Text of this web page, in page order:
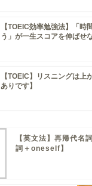
【TOEIC効率勉強法】「時
う」が一生スコアを伸ばせ
【TOEIC】リスニングは上
ありです】
【英文法】再帰代名
詞＋oneself】